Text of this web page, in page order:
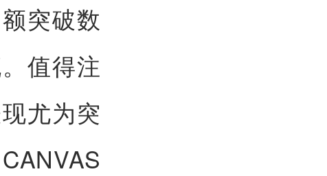
突破数
值得注
尤为突